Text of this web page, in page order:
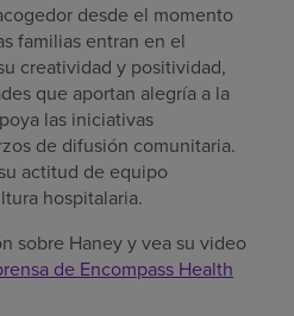
desde el momento
familias entran en el
creatividad y positividad,
que aportan alegría a la
las iniciativas
de difusión comunitaria.
actitud de equipo
hospitalaria.
sobre Haney y vea su video
de Encompass Health